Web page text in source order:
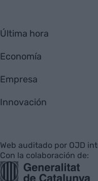
Última hora
Economía
Empresa
Innovación
Web auditado por OJD
Con la colaboración de: